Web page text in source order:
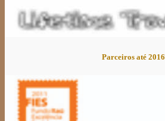
Parceiros até 2016